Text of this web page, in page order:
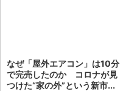
なぜ「屋外エアコン」は10分
で完売したのか コロナが見
つけた“家の外”という新市...